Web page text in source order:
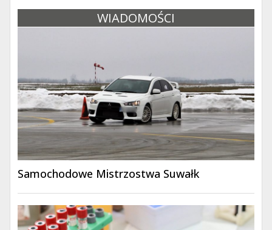
WIADOMOŚCI
Samochodowe Mistrzostwa Suwałk